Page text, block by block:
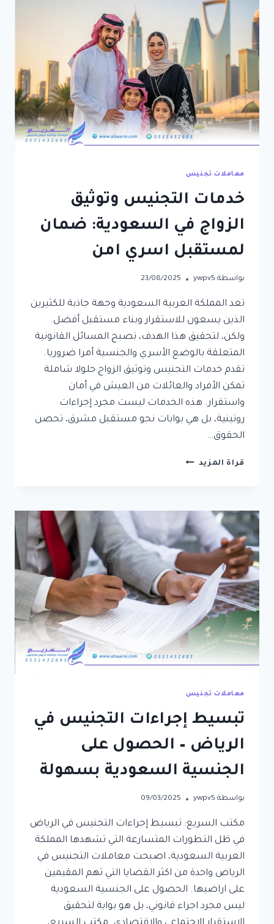
الدليل
الشامل
معاملات تجنيس
خدمات التجنيس وتوثيق
الزواج في السعودية: ضمان
لمستقبل اسري امن
بواسطة ywpv5
23/08/2025
تعد المملكة العربية السعودية وجهة جاذبة للكثيرين
الذين يسعون للاستقرار وبناء مستقبل أفضل.
ولكن، لتحقيق هذا الهدف، تصبح المسائل القانونية
المتعلقة بالوضع الأسري والجنسية أمرا ضروريا.
تقدم خدمات التجنيس وتوثيق الزواج حلولا شاملة
تمكن الأفراد والعائلات من العيش في أمان
واستقرار. هذه الخدمات ليست مجرد إجراءات
روتينية، بل هي بوابات نحو مستقبل مشرق، تحصن
الحقوق…
قراة المزيد خدمات
في
السعودية:
ضمان
لمستقبل
اسري
امن
معاملات تجنيس
تبسيط إجراءات التجنيس في
الرياض – الحصول على
الجنسية السعودية بسهولة
بواسطة ywpv5
09/03/2025
مكتب السريع: تبسيط إجراءات التجنيس في الرياض
في ظل التطورات المتسارعة التي تشهدها المملكة
العربية السعودية، اصبحت معاملات التجنيس في
الرياض واحدة من اكثر القضايا التي تهم المقيمين
على اراضيها. الحصول على الجنسية السعودية
ليس مجرد اجراء قانوني، بل هو بوابة لتحقيق